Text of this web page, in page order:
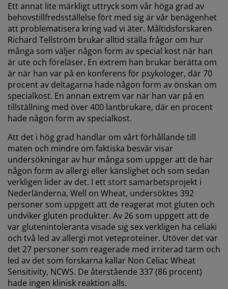
Ett annat lite märkligt uttryck som vår höga grad av
behovstillfredsställelse fört med sig är vår benägenhet
att problematisera kring vad vi äter. Måltidsforskaren
Richard Tellström brukar alltid ställa frågor om hur
många som väljer någon form av special kost när han
är ute och föreläser. En extrem han brukar berätta om
är när han var på en konferens för psykologer, där 70
procent av deltagarna hade någon form av önskan om
specialkost. En annan extrem var när han var på en
tillställning med över 400 lantbrukare, där en procent
hade någon form av specialkost.
Att det i hög grad handlar om vårt förhållande till
maten och mindre om faktiska besvär visar
undersökningar av hur många som uppger att de har
någon form av allergi eller känslighet och som sedan
verkligen lider av det. I ett stort samarbetsprojekt i
Nederländerna, Well on Wheat, undersöktes 392
personer som uppgett att de reagerat mot gluten och
undviker gluten produkter. Av 26 som uppgett att de
var glutenintoleranta visade sig sex verkligen ha celiaki
och två led av allergi mot veteproteiner. Utöver det var
det 27 personer som reagerade med irriterad tarm och
led av det som forskarna kallar Non Celiac Wheat
Sensitivity, NCWS. De återstående 337 (86 procent)
hade ingen klinisk reaktion alls.